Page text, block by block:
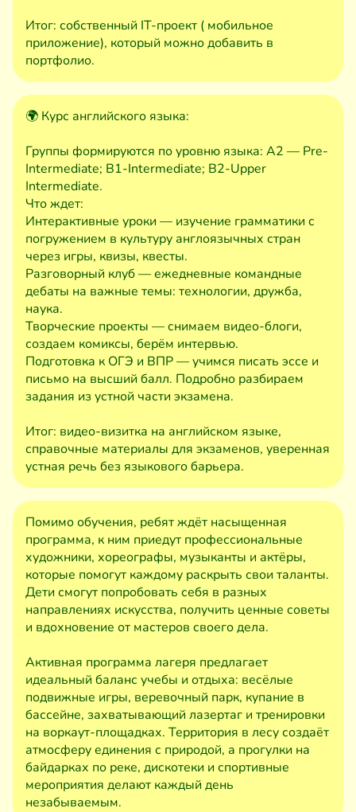
Итог: собственный IT-проект ( мобильное
приложение), который можно добавить в
портфолио.
🌍 Курс английского языка:
Группы формируются по уровню языка: A2 — Pre-
Intermediate; B1-Intermediate; B2-Upper
Intermediate.
Что ждет:
Интерактивные уроки — изучение грамматики с
погружением в культуру англоязычных стран
через игры, квизы, квесты.
Разговорный клуб — ежедневные командные
дебаты на важные темы: технологии, дружба,
наука.
Творческие проекты — снимаем видео-блоги,
создаем комиксы, берём интервью.
Подготовка к ОГЭ и ВПР — учимся писать эссе и
письмо на высший балл. Подробно разбираем
задания из устной части экзамена.
Итог: видео-визитка на английском языке,
справочные материалы для экзаменов, уверенная
устная речь без языкового барьера.
Помимо обучения, ребят ждёт насыщенная
программа, к ним приедут профессиональные
художники, хореографы, музыканты и актёры,
которые помогут каждому раскрыть свои таланты.
Дети смогут попробовать себя в разных
направлениях искусства, получить ценные советы
и вдохновение от мастеров своего дела.
Активная программа лагеря предлагает
идеальный баланс учебы и отдыха: весёлые
подвижные игры, веревочный парк, купание в
бассейне, захватывающий лазертаг и тренировки
на воркаут-площадках. Территория в лесу создаёт
атмосферу единения с природой, а прогулки на
байдарках по реке, дискотеки и спортивные
мероприятия делают каждый день
незабываемым.